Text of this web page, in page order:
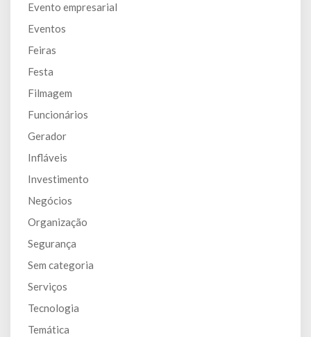
Evento empresarial
Eventos
Feiras
Festa
Filmagem
Funcionários
Gerador
Infláveis
Investimento
Negócios
Organização
Segurança
Sem categoria
Serviços
Tecnologia
Temática